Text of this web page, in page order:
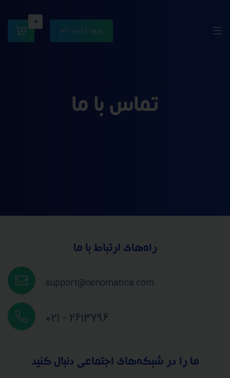
ورود | ثبت نام
0
تماس با ما
راه‌های ارتباط با ما
support@nenomatica.com
021 - 2613796
ما را در شبکه‌های اجتماعی دنبال کنید